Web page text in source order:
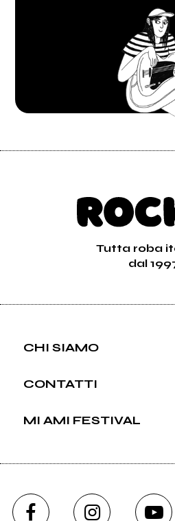
Tutta roba
dal
CHI SIAMO
CONTATTI
MI AMI FESTIVAL